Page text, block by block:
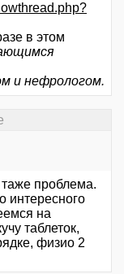
в этом
и нефрологом.
таже проблема.
интересного
на
таблеток,
физио 2